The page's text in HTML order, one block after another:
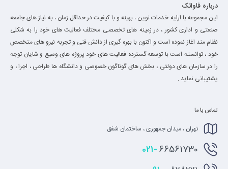
درباره فاواتک
این مجموعه با ارایه خدمات نوین ، بهینه و با کیفیت در حداقل زمان ، به نیاز های جامعه
صنعتی و اداری کشور ، در زمینه های تخصصی مختلف فعالیت های خود را به شکلی
نظام مند اغاز نموده است و اکنون با بهره گیری از دانش فنی و تجربه نیرو های متخصص
خود ، توانسته است با توسعه گسترده فعالیت های خود پروژه های وسیع و شایان توجه
را در سازمان های دولتی ، بخش های گوناگون خصوصی و دانشگاه ها طراحی ، اجرا ، و
پشتیبانی نماید .
تماس با ما
تهران ، میدان جمهوری ، ساختمان شفق
021-66561730